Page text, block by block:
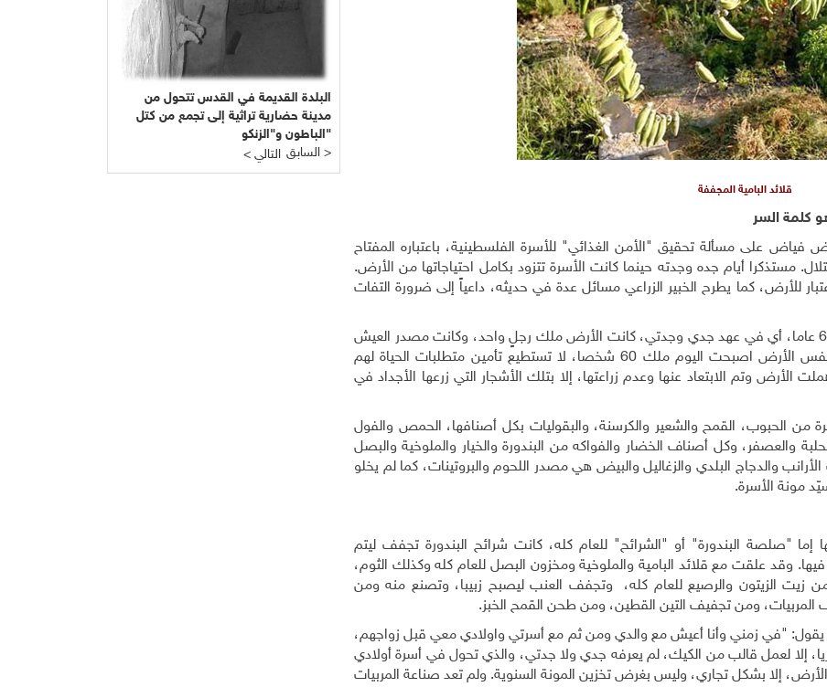
قلائد البامية المجففة
كلمة السر
على مسألة تحقيق "الأمن الغذائي" للأسرة الفلسطينية، باعتباره المفتاح
مستذكرا أيام جده وجدته حينما كانت الأسرة تتزود بكامل احتياجاتها من الأرض.
للأرض، كما يطرح الخبير الزراعي مسائل عدة في حديثه، داعياً إلى ضرورة التفات
يقول فياض: "لنعد قليلا وندقق في حياة الأسرة قبل 60 عاما، أي في عهد جدي وجدتي، كانت الأرض ملك رجلٍ واحد، وكانت مصدر العيش
الوحيد للأسرة كاملة، ويعمل بها كافة أفراد الاسرة، ونفس الأرض اصبحت اليوم ملك 60 شخصا، لا تستطيع تأمين متطلبات الحياة لهم
الأرض وتم الابتعاد عنها وعدم زراعتها، إلا بتلك الأشجار التي زرعها الأجداد في
الحبوب، القمح والشعير والكرسنة، والبقوليات بكل أصنافها، الحمص والفول
والعصفر، وكل أصناف الخضار والفواكه من البندورة والخيار والملوخية والبصل
والدجاج البلدي والزغاليل والبيض هي مصدر اللحوم والبروتينات، كما لم يخلو
مونة الأسرة.
"صلصة البندورة" أو "الشرائح" للعام كله، كانت شرائح البندورة تجفف ليتم
وقد علقت مع قلائد البامية والملوخية ومخزون البصل للعام كله وكذلك الثوم،
زيت الزيتون والرصيع للعام كله، وتجفف العنب ليصبح زبيبا، وتصنع منه ومن
ومن تجفيف التين القطين، ومن طحن القمح الخبز.
"في زمني وأنا أعيش مع والدي ومن ثم مع أسرتي واولادي معي قبل زواجهم،
إلا لعمل قالب من الكيك، لم يعرفه جدي ولا جدتي، والذي تحول في أسرة أولادي
إلا بشكل تجاري، وليس بغرض تخزين المونة السنوية. ولم تعد صناعة المربيات
البلدة القديمة في القدس تتحول من
مدينة حضارية تراثية إلى تجمع من كتل
الباطون و"الزنكو"
< التالي
السابق >